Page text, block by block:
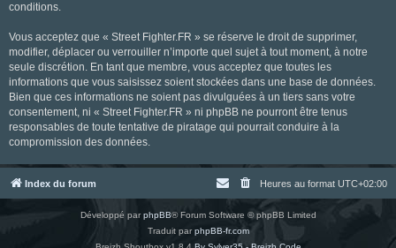
conditions.
Vous acceptez que « Street Fighter.FR » se réserve le droit de supprimer,
modifier, déplacer ou verrouiller n’importe quel sujet à tout moment, à notre
seule discrétion. En tant que membre, vous acceptez que toutes les
informations que vous saisissez soient stockées dans une base de données.
Bien que ces informations ne soient pas divulguées à un tiers sans votre
consentement, ni « Street Fighter.FR » ni phpBB ne pourront être tenus
responsables de toute tentative de piratage qui pourrait conduire à la
compromission des données.
Index du forum Heures au format UTC+02:00
Développé parphpBB® Forum Software © phpBB Limited
Traduit parphpBB-fr.com